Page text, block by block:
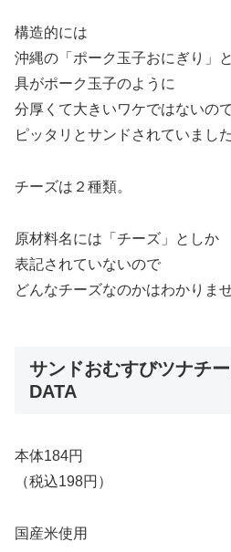
構造的には
沖縄の「ポーク玉子おにぎり」
具がポーク玉子のように
分厚くて大きいワケではないの
ピッタリとサンドされていました
チーズは２種類。
原材料名には「チーズ」としか
表記されていないので
どんなチーズなのかはわかりま
サンドおむすびツナチ
DATA
本体184円
（税込198円）
国産米使用